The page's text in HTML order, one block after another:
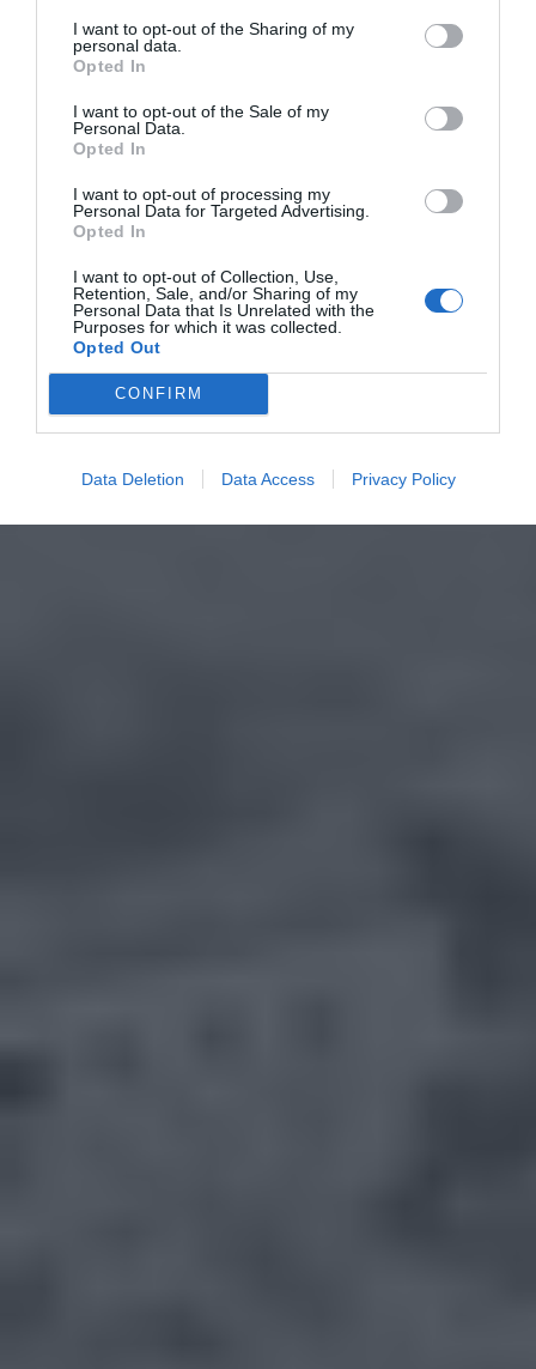
I want to opt-out of the Sharing of my
personal data.
Opted In
I want to opt-out of the Sale of my
Personal Data.
Opted In
I want to opt-out of processing my
Personal Data for Targeted Advertising.
Opted In
I want to opt-out of Collection, Use,
Retention, Sale, and/or Sharing of my
Personal Data that Is Unrelated with the
Purposes for which it was collected.
Opted Out
CONFIRM
Data Deletion Data Access Privacy Policy